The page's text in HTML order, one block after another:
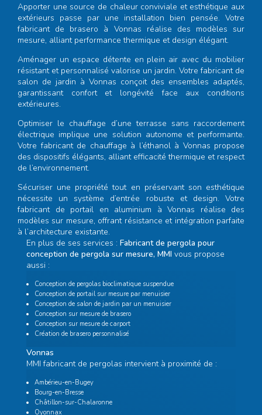
Apporter une source de chaleur conviviale et esthétique aux
extérieurs passe par une installation bien pensée. Votre
fabricant de brasero à Vonnas réalise des modèles sur
mesure, alliant performance thermique et design élégant.
Aménager un espace détente en plein air avec du mobilier
résistant et personnalisé valorise un jardin. Votrefabricant de
salon de jardin à Vonnas conçoit des ensembles adaptés,
garantissant confort et longévité face aux conditions
extérieures.
Optimiser le chauffage d’une terrasse sans raccordement
électrique implique une solution autonome et performante.
Votrefabricant de chauffage à l’éthanol à Vonnas propose
des dispositifs élégants, alliant efficacité thermique et respect
de l’environnement.
Sécuriser une propriété tout en préservant son esthétique
nécessite un système d’entrée robuste et design. Votre
fabricant de portail en aluminium à Vonnas réalise des
modèles sur mesure, offrant résistance et intégration parfaite
à l’architecture existante.
En plus de ses services : Fabricant de pergola pour
conception de pergola sur mesure, MMI vous propose
aussi :
Conception de pergolas bioclimatique suspendue
Conception de portail sur mesure par menuisier
Conception de salon de jardin par un menuisier
Conception sur mesure de brasero
Conception sur mesure de carport
Création de brasero personnalisé
Vonnas
MMI fabricant de pergolas intervient à proximité de :
Ambérieu-en-Bugey
Bourg-en-Bresse
Châtillon-sur-Chalaronne
Oyonnax